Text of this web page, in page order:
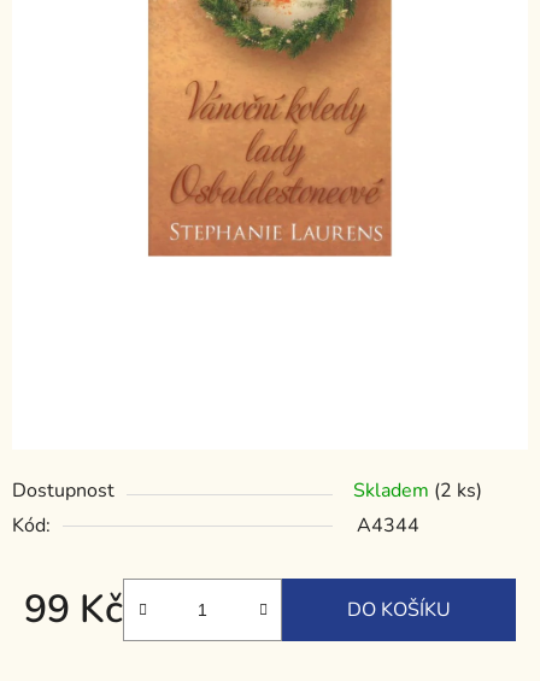
Dostupnost Skladem (2 ks)
Kód:
A4344
99 Kč
Měrná cena:
DO KOŠÍKU